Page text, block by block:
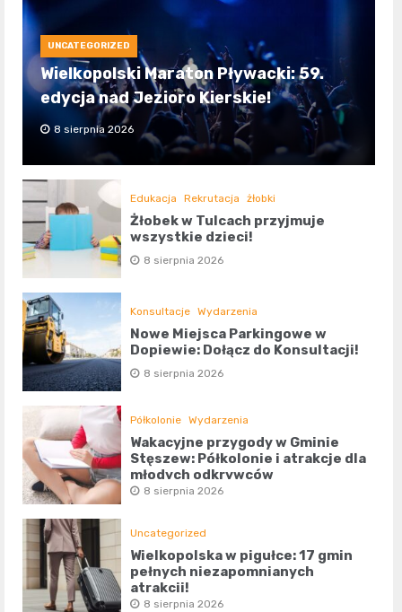
UNCATEGORIZED
Wielkopolski Maraton Pływacki: 59.
edycja nad Jezioro Kierskie!
8 sierpnia 2026
Edukacja Rekrutacja żłobki
Żłobek w Tulcach przyjmuje
wszystkie dzieci!
8 sierpnia 2026
Konsultacje Wydarzenia
Nowe Miejsca Parkingowe w
Dopiewie: Dołącz do Konsultacji!
8 sierpnia 2026
Półkolonie Wydarzenia
Wakacyjne przygody w Gminie
Stęszew: Półkolonie i atrakcje dla
młodych odkrywców
8 sierpnia 2026
Uncategorized
Wielkopolska w pigułce: 17 gmin
pełnych niezapomnianych
atrakcji!
8 sierpnia 2026